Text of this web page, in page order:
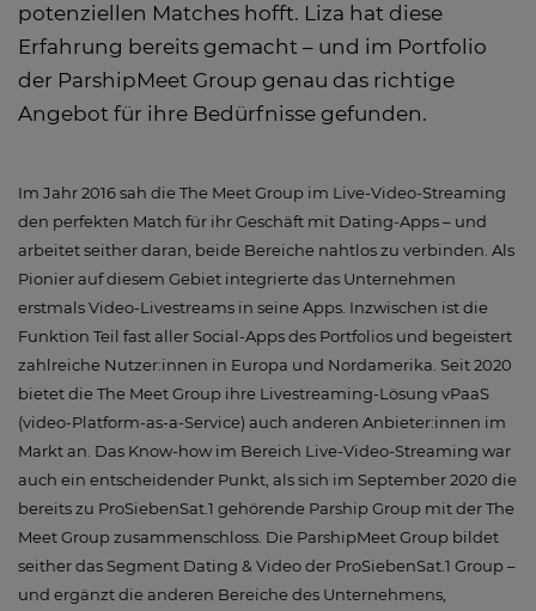
potenziellen Matches hofft. Liza hat diese
Erfahrung bereits gemacht – und im Portfolio
der ParshipMeet Group genau das richtige
Angebot für ihre Bedürfnisse gefunden.
Im Jahr 2016 sah die The Meet Group im Live-Video-Streaming
den perfekten Match für ihr Geschäft mit Dating-Apps – und
arbeitet seither daran, beide Bereiche nahtlos zu verbinden. Als
Pionier auf diesem Gebiet integrierte das Unternehmen
erstmals Video-Livestreams in seine Apps. Inzwischen ist die
Funktion Teil fast aller Social-Apps des Portfolios und begeistert
zahlreiche Nutzer:innen in Europa und Nordamerika. Seit 2020
bietet die The Meet Group ihre Livestreaming-Lösung vPaaS
(video-Platform-as-a-Service) auch anderen Anbieter:innen im
Markt an. Das Know-how im Bereich Live-Video-Streaming war
auch ein entscheidender Punkt, als sich im September 2020 die
bereits zu ProSiebenSat.1 gehörende Parship Group mit der The
Meet Group zusammenschloss. Die ParshipMeet Group bildet
seither das Segment Dating & Video der ProSiebenSat.1 Group –
und ergänzt die anderen Bereiche des Unternehmens,